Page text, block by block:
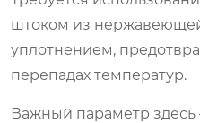
штоком из
уплотнением,
перепадах температур.
Важный параметр